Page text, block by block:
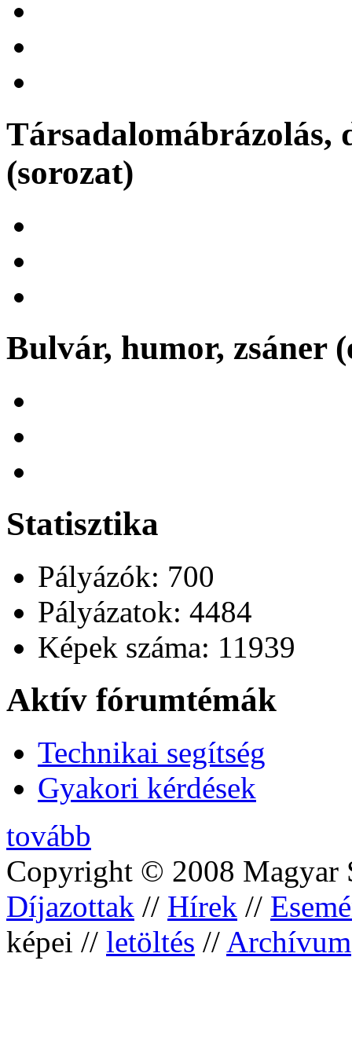
Társadalomábrázolás,
(sorozat)
Bulvár, humor, zsáner
Statisztika
Pályázók: 700
Pályázatok: 4484
Képek száma: 11939
Aktív fórumtémák
Technikai segítség
Gyakori kérdések
tovább
Copyright © 2008 Magyar
Díjazottak // Hírek //
képei // letöltés // Archívum